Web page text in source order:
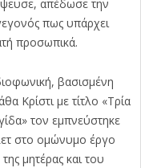
απέδωσε την
πως υπάρχει
προσωπικά.
βασισμένη
Κρίστι με τίτλο «Τρία
τον εμπνεύστηκε
στο ομώνυμο έργο
μητέρας και του